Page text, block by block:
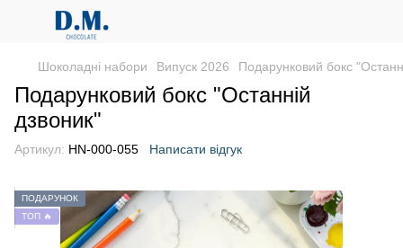
Шоколадні набори Випуск 2026 Подарунковий бокс
Подарунковий бокс "Останній
дзвоник"
Артикул: HN-000-055 Написати відгук
ПОДАРУНОК
ТОП 🔥